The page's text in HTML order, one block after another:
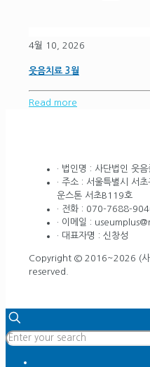
4월 10, 2026
웃음치료 3월
Read more
· 법인명 : 사단법인 웃음
· 주소 : 서울특별시 서
운스톤 서초B119호
· 전화 : 070-7688-
· 이메일 :
· 대표자명 : 신창성
Copyright © 2016~2026 (사
reserved.